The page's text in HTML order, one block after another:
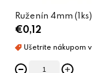
Ruženín 4mm (1ks)
€0,12